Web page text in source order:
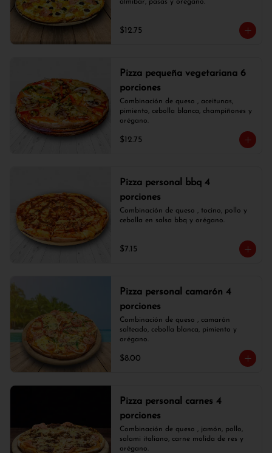
almíbar, pasas y orégano.
$12.75
Pizza pequeña vegetariana 6
porciones
Combinación de queso , aceitunas,
pimiento, cebolla blanca, champiñones y
orégano.
$12.75
Pizza personal bbq 4
porciones
Combinación de queso , tocino, pollo y
cebolla en salsa bbq y orégano.
$7.15
Pizza personal camarón 4
porciones
Combinación de queso , camarón
salteado, cebolla blanca, pimiento y
orégano.
$8.00
Pizza personal carnes 4
porciones
Combinación de queso , jamón, pollo,
salami italiano, carne molida de res y
orégano.